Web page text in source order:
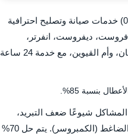
تقدم شركة فيكس (0552517981) خدمات صيانة وتصليح احترافية
فروست، ديفروست، انفرتر،
وغيرها) في دبي، الشارقة، عجمان، وأم القيوين، مع خدمة 24 ساعة
شيوعًا ضعف التبريد،
تسرب غاز الفريون، ومشكلات في الضاغط (الكمبروسر). يتم حل 70%